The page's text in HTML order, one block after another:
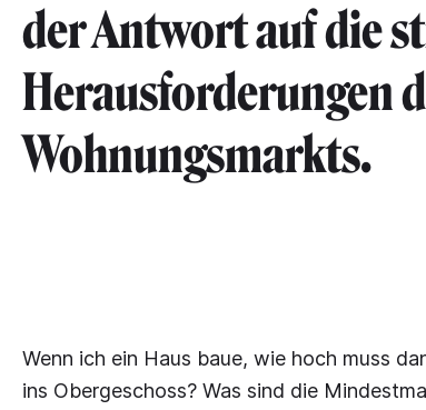
der Antwort auf die
Herausforderungen
Wohnungsmarkts.
Wenn ich ein Haus baue, wie hoch muss
ins Obergeschoss? Was sind die